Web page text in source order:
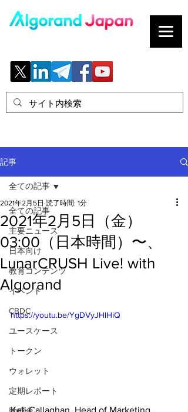
記事
全ての記事
主要ニュース
日本向け
教育コンテンツ
イベント
CBDC
ユースケース
トークン
ウォレット
定期レポート
全ての記事
2021年2月5日（金）
03:00（日本時間）〜、
LunarCRUSH Live! with
Algorand
2021年2月5日 読了時間: 1分
https://youtu.be/YgDVyJHlHiQ
Keli Callaghan, Head of Marketing,